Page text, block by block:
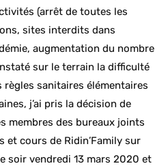
(arrêt de toutes les
sites interdits dans
augmentation du nombre
sur le terrain la difficulté
sanitaires élémentaires
j’ai pris la décision de
membres des bureaux joints
cours de Ridin’Family sur
soir vendredi 13 mars 2020 et